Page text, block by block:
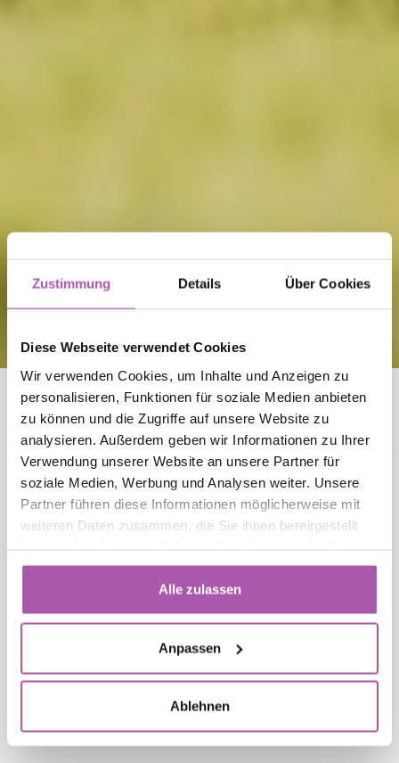
Zustimmung Details Über Cookies
Diese Webseite verwendet Cookies
Wir verwenden Cookies, um Inhalte und Anzeigen zu
personalisieren, Funktionen für soziale Medien anbieten
zu können und die Zugriffe auf unsere Website zu
analysieren. Außerdem geben wir Informationen zu Ihrer
Verwendung unserer Website an unsere Partner für
soziale Medien, Werbung und Analysen weiter. Unsere
Partner führen diese Informationen möglicherweise mit
weiteren Daten zusammen, die Sie ihnen bereitgestellt
gesammelt haben.
Alle zulassen
Anpassen
Ablehnen
Für diejenigen, die Sport auch im Urlaub immer
für FahrradliebhaberBezaubernde
Kultur können durch großartige Radtouren
entdeckt werden, die den Mythos von Marco
Pantani wieder aufleben lassen. Ebenen, Hügel
und sogar die nahe gelegenen Berge sind auf
Routen zu erkunden, die nach
Schwierigkeitsgrad und Dauer unterteilt sind.